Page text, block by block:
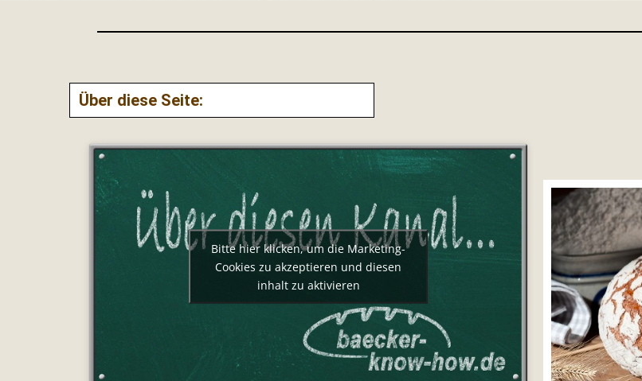
Über diese Seite:
Bitte hier klicken, um die Marketing-
Cookies zu akzeptieren und diesen
inhalt zu aktivieren